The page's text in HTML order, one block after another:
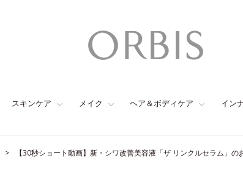
スキンケア メイク ヘア＆ボディケア イン
【30秒ショート動画】新・シワ改善美容液「ザ リンクルセラム」の